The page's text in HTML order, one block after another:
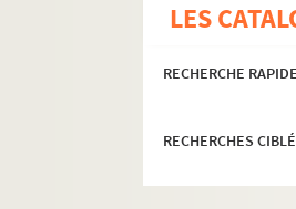
LES
RECHERCHE RAPIDE
RECHERCHES
Lettres à Auguste
4-MS-4097. A